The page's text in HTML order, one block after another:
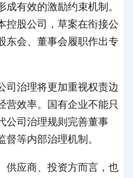
有效的激励约束机制。
控股公司，草案在衔接公
东会、董事会履职作出专
司治理将更加重视权责边
营效率。国有企业不能只
公司治理规则完善董事
等内部治理机制。
供应商、投资方而言，也